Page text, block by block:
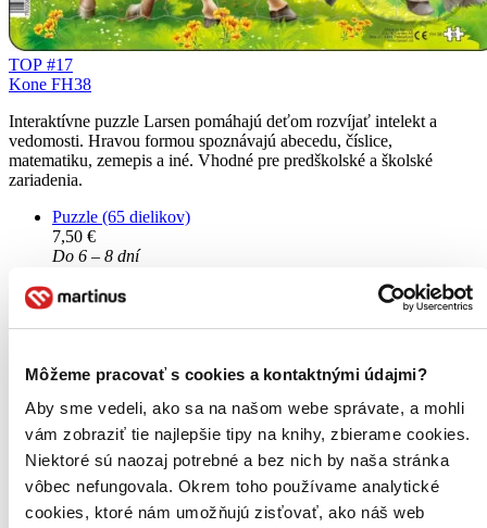
Môžeme pracovať s cookies a kontaktnými údajmi?
Aby sme vedeli, ako sa na našom webe správate, a mohli
vám zobraziť tie najlepšie tipy na knihy, zbierame cookies.
Niektoré sú naozaj potrebné a bez nich by naša stránka
vôbec nefungovala. Okrem toho používame analytické
cookies, ktoré nám umožňujú zisťovať, ako náš web
TOP #17
Kone FH38
Interaktívne puzzle Larsen pomáhajú deťom rozvíjať intelekt a
vedomosti. Hravou formou spoznávajú abecedu, číslice,
matematiku, zemepis a iné. Vhodné pre predškolské a školské
zariadenia.
Puzzle (65 dielikov)
7,50 €
Do 6 – 8 dní
vám ho vieme zabezpečiť a odoslať do 6 – 8 dní. A
Pridať do zoznamu